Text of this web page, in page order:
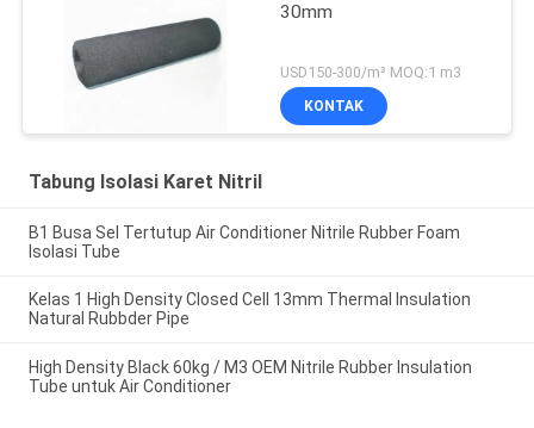
30mm
USD150-300/m³ MOQ:1 m3
KONTAK
Tabung Isolasi Karet Nitril
B1 Busa Sel Tertutup Air Conditioner Nitrile Rubber Foam
Isolasi Tube
Kelas 1 High Density Closed Cell 13mm Thermal Insulation
Natural Rubbder Pipe
High Density Black 60kg / M3 OEM Nitrile Rubber Insulation
Tube untuk Air Conditioner